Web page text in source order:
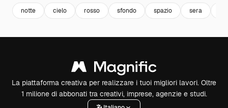
notte cielo rosso sfondo spazio sera
La piattaforma creativa per realizzare i tuoi migliori lavori. Oltre
1 milione di abbonati tra creativi, imprese, agenzie e studi.